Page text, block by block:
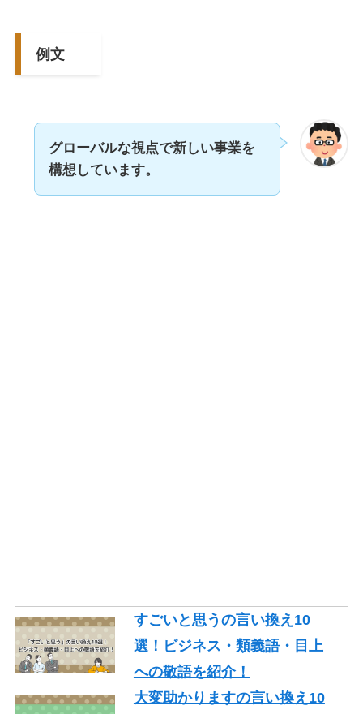
例文
グローバルな視点で新しい事業を
構想しています。
すごいと思うの言い換え10
選！ビジネス・類義語・目上
への敬語を紹介！
大変助かりますの言い換え10